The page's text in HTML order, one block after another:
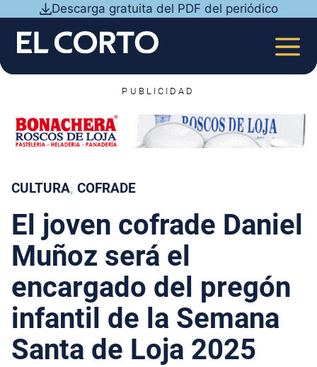
contenido
Descarga gratuita del PDF del periódico
PUBLICIDAD
CULTURA, COFRADE
El joven cofrade Daniel
Muñoz será el
encargado del pregón
infantil de la Semana
Santa de Loja 2025